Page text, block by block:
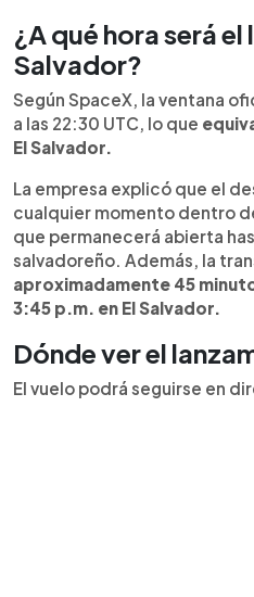
Starlink y estudios sobre
NASA sigue de cerca el
papel en futuras misiones
Artemis.
¿A qué hora será
Salvador?
Según SpaceX, la ventana
a las 22:30 UTC, lo que
El Salvador.
La empresa explicó que el
cualquier momento dentro
que permanecerá abierta
salvadoreño. Además, la
aproximadamente 45
3:45 p.m. en El Salvador.
Dónde ver el
El vuelo podrá seguirse en